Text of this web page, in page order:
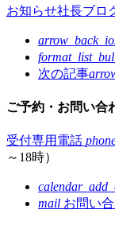
お知らせ社長ブロ
次の記事
ご予約・お問い合
受付専用電話
～18時）
mail お問い